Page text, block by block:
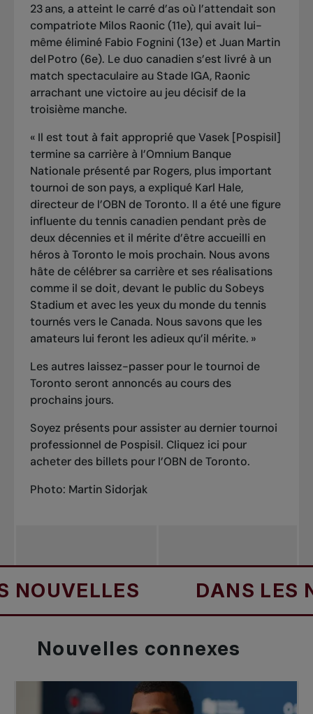
23 ans, a atteint le carré d’as où l’attendait son
compatriote Milos Raonic (11e), qui avait lui-
même éliminé Fabio Fognini (13e) et Juan Martin
del Potro (6e). Le duo canadien s’est livré à un
match spectaculaire au Stade IGA, Raonic
arrachant une victoire au jeu décisif de la
troisième manche.
« Il est tout à fait approprié que Vasek [Pospisil]
termine sa carrière à l’Omnium Banque
Nationale présenté par Rogers, plus important
tournoi de son pays, a expliqué Karl Hale,
directeur de l’OBN de Toronto. Il a été une figure
influente du tennis canadien pendant près de
deux décennies et il mérite d’être accueilli en
héros à Toronto le mois prochain. Nous avons
hâte de célébrer sa carrière et ses réalisations
comme il se doit, devant le public du Sobeys
Stadium et avec les yeux du monde du tennis
tournés vers le Canada. Nous savons que les
amateurs lui feront les adieux qu’il mérite. »
Les autres laissez-passer pour le tournoi de
Toronto seront annoncés au cours des
prochains jours.
Soyez présents pour assister au dernier tournoi
professionnel de Pospisil. Cliquez ici pour
acheter des billets pour l’OBN de Toronto.
Photo: Martin Sidorjak
DANS LES
Nouvelles connexes